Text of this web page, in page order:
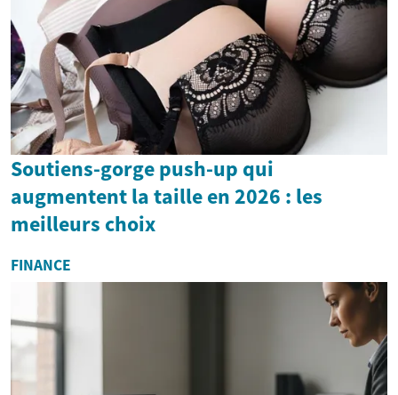
Soutiens-gorge push-up qui
augmentent la taille en 2026 : les
meilleurs choix
FINANCE